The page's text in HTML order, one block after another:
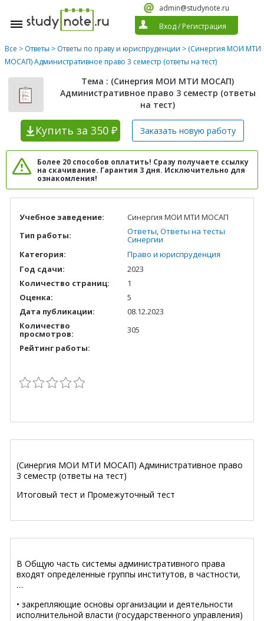
admin@studynote.ru
Вход/ Регистрация
Все > Ответы > Ответы по праву и юриспруденции > (Синергия МОИ МТИ
МОСАП) Административное право 3 семестр (ответы на тест)
Тема : (Синергия МОИ МТИ МОСАП)
Административное право 3 семестр (ответы
на тест)
Купить за 350 ₽ Заказать новую работу
Более 20 способов оплатить! Сразу получаете ссылку
на скачивание. Гарантия 3 дня. Исключительно для
ознакомления!
Учебное заведение:
Синергия МОИ МТИ МОСАП
Тип работы:
Ответы,Ответы на тесты
Синергии
Категория:
Право и юриспруденция
Год сдачи:
2023
Количество страниц:
1
Оценка:
5
Дата публикации:
08.12.2023
Количество
просмотров:
305
Рейтинг работы:
(Синергия МОИ МТИ МОСАП) Административное право
3 семестр (ответы на тест)
Итоговый тест и Промежуточный тест
В Общую часть системы административного права
входят определенные группы институтов, в частности,
…
• закрепляющие основы организации и деятельности
исполнительной власти (государственного управления)